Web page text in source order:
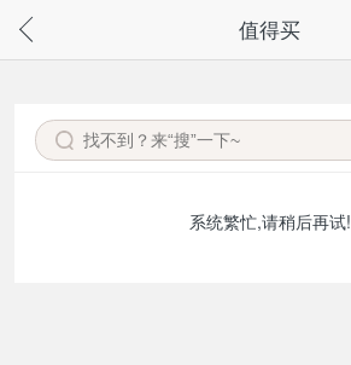
请通过微信或支付宝搜“奇兔客小程序”访问
值得买
系统繁忙,请稍后再试!